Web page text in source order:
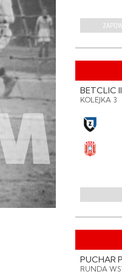
BETCLIC
KOLEJKA 3
PUCHAR
RUNDA